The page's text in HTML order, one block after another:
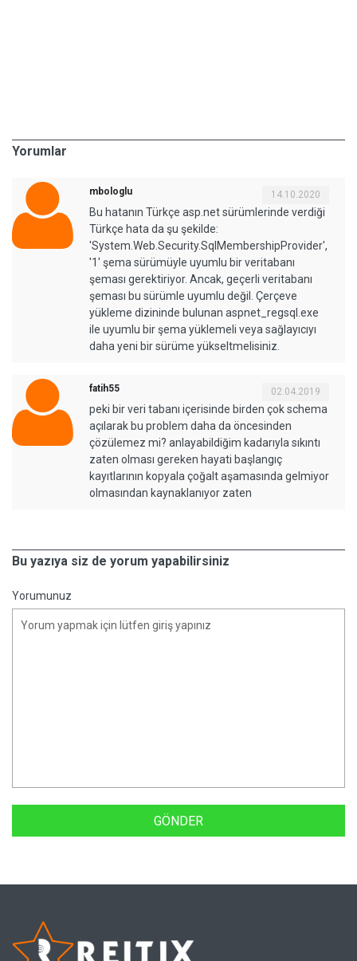
Yorumlar
mbologlu 14.10.2020
Bu hatanın Türkçe asp.net sürümlerinde verdiği
Türkçe hata da şu şekilde:
'System.Web.Security.SqlMembershipProvider',
'1' şema sürümüyle uyumlu bir veritabanı
şeması gerektiriyor. Ancak, geçerli veritabanı
şeması bu sürümle uyumlu değil. Çerçeve
yükleme dizininde bulunan aspnet_regsql.exe
ile uyumlu bir şema yüklemeli veya sağlayıcıyı
daha yeni bir sürüme yükseltmelisiniz.
fatih55 02.04.2019
peki bir veri tabanı içerisinde birden çok schema
açılarak bu problem daha da öncesinden
çözülemez mi? anlayabildiğim kadarıyla sıkıntı
zaten olması gereken hayati başlangıç
kayıtlarının kopyala çoğalt aşamasında gelmiyor
olmasından kaynaklanıyor zaten
Bu yazıya siz de yorum yapabilirsiniz
Yorumunuz